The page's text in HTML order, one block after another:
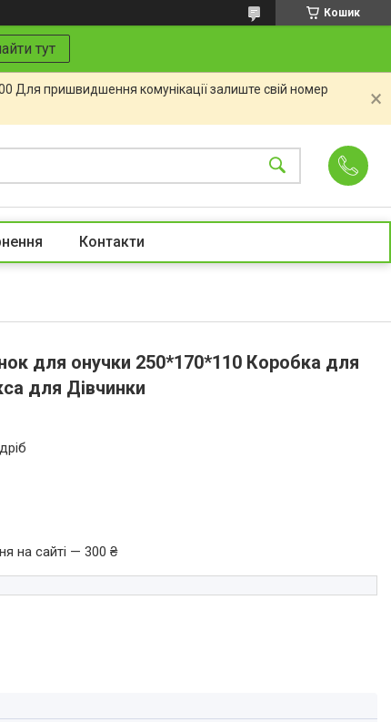
Кошик
тут
Для пришвидшення комунікації залиште свій номер
Контакти
для онучки 250*170*110 Коробка для
для Дівчинки
на сайті — 300 ₴